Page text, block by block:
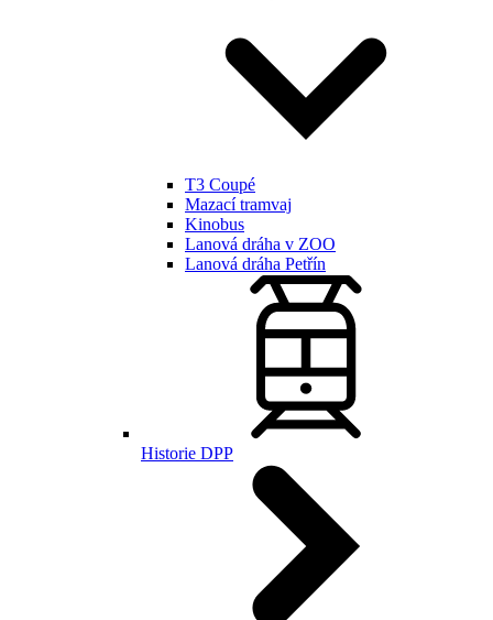
T3 Coupé
Mazací tramvaj
Kinobus
Lanová dráha v ZOO
Lanová dráha Petřín
Historie DPP